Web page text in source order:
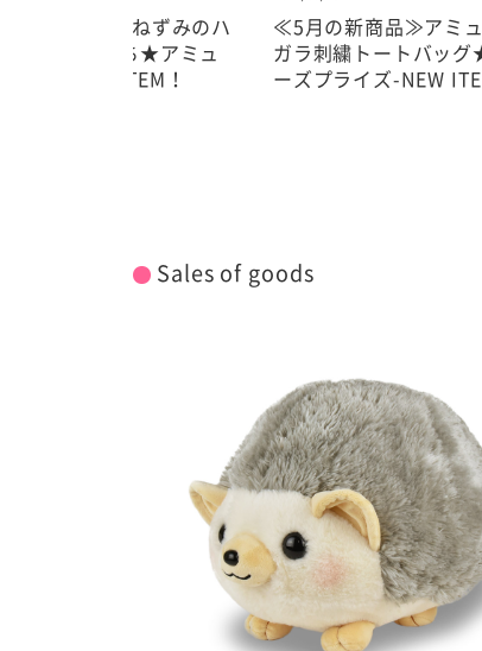
≪5月の新商品≫アミュキャラサ
ガラ刺繍トートバッグ★アミュ
ーズプライズ-NEW ITEM！
Sales of goods